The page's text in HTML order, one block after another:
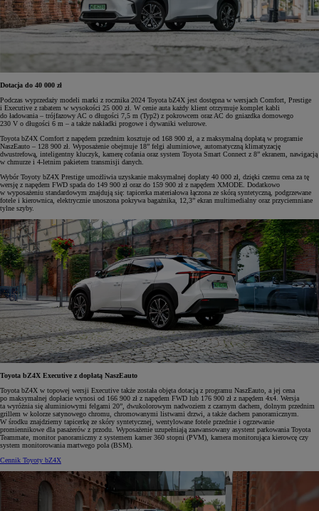
Dotacja do 40 000 zł
Podczas wyprzedaży modeli marki z rocznika 2024 Toyota bZ4X jest dostępna w wersjach Comfort, Prestige
i Executive z rabatem w wysokości 25 000 zł. W cenie auta każdy klient otrzymuje komplet kabli
do ładowania – trójfazowy AC o długości 7,5 m (Typ2) z pokrowcem oraz AC do gniazdka domowego
230 V o długości 6 m – a także nakładki progowe i dywaniki welurowe.
Toyota bZ4X Comfort z napędem przednim kosztuje od 168 900 zł, a z maksymalną dopłatą w programie
NaszEauto – 128 900 zł. Wyposażenie obejmuje 18” felgi aluminiowe, automatyczną klimatyzację
dwustrefową, inteligentny kluczyk, kamerę cofania oraz system Toyota Smart Connect z 8” ekranem, nawigacją
w chmurze i 4-letnim pakietem transmisji danych.
Wybór Toyoty bZ4X Prestige umożliwia uzyskanie maksymalnej dopłaty 40 000 zł, dzięki czemu cena za tę
wersję z napędem FWD spada do 149 900 zł oraz do 159 900 zł z napędem XMODE. Dodatkowo
w wyposażeniu standardowym znajdują się: tapicerka materiałowa łączona ze skórą syntetyczną, podgrzewane
fotele i kierownica, elektrycznie unoszona pokrywa bagażnika, 12,3” ekran multimedialny oraz przyciemniane
tylne szyby.
Toyota bZ4X Executive z dopłatą NaszEauto
Toyota bZ4X w topowej wersji Executive także została objęta dotacją z programu NaszEauto, a jej cena
po maksymalnej dopłacie wynosi od 166 900 zł z napędem FWD lub 176 900 zł z napędem 4x4. Wersja
ta wyróżnia się aluminiowymi felgami 20”, dwukolorowym nadwoziem z czarnym dachem, dolnym przednim
grillem w kolorze satynowego chromu, chromowanymi listwami drzwi, a także dachem panoramicznym.
W środku znajdziemy tapicerkę ze skóry syntetycznej, wentylowane fotele przednie i ogrzewanie
promiennikowe dla pasażerów z przodu. Wyposażenie uzupełniają zaawansowany asystent parkowania Toyota
Teammate, monitor panoramiczny z systemem kamer 360 stopni (PVM), kamera monitorująca kierowcę czy
system monitorowania martwego pola (BSM).
Cennik Toyoty bZ4X